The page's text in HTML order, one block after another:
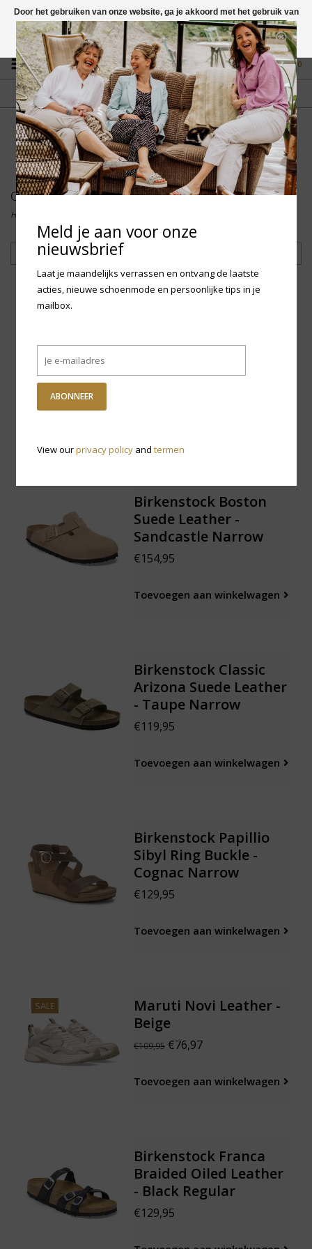
Vragen? App naar +31 58 250 1503
0
GRATIS VERZENDING NL
Vanaf € 75,-
FYSIEKE WINKEL
in Mantgum (frl)
fdad
Collectie
Home
Filteren
Braided Suede Leather
Birkenstock Boston
Suede Leather -
Sandcastle Narrow
€154,95
Toevoegen aan winkelwagen
Birkenstock Classic
Arizona Suede Leather
- Taupe Narrow
€119,95
Toevoegen aan winkelwagen
Birkenstock Papillio
Sibyl Ring Buckle -
Cognac Narrow
€129,95
Toevoegen aan winkelwagen
SALE
Maruti Novi Leather -
Beige
€109,95€76,97
Toevoegen aan winkelwagen
Birkenstock Franca
Braided Oiled Leather
- Black Regular
€129,95
Door het gebruiken van onze website, ga je akkoord met het gebruik van
cookies om onze website te verbeteren.
Dit bericht verbergen
Meer over cookies »
Meld je aan voor onze
nieuwsbrief
Laat je maandelijks verrassen en ontvang de laatste
acties, nieuwe schoenmode en persoonlijke tips in je
mailbox.
ABONNEER
View ourprivacy policyand termen